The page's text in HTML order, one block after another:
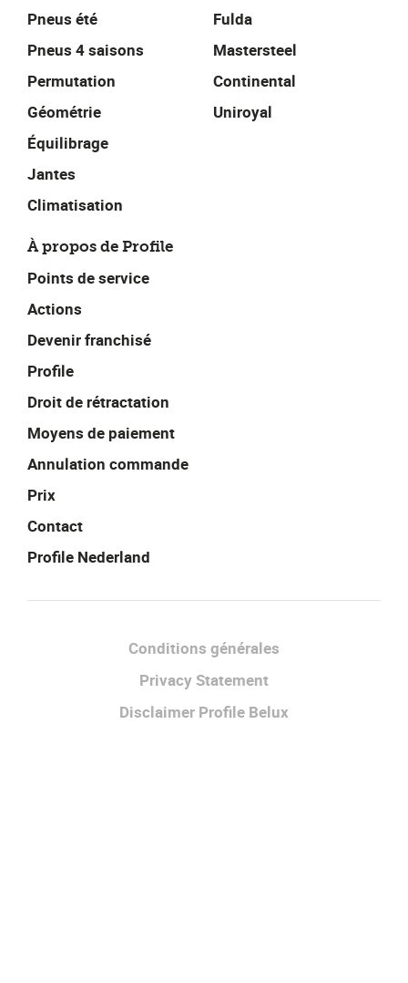
Pneus été
Pneus 4 saisons
Permutation
Géométrie
Équilibrage
Jantes
Climatisation
Fulda
Mastersteel
Continental
Uniroyal
À propos de Profile
Points de service
Actions
Devenir franchisé
Profile
Droit de rétractation
Moyens de paiement
Annulation commande
Prix
Contact
Profile Nederland
Conditions générales
Privacy Statement
Disclaimer Profile Belux